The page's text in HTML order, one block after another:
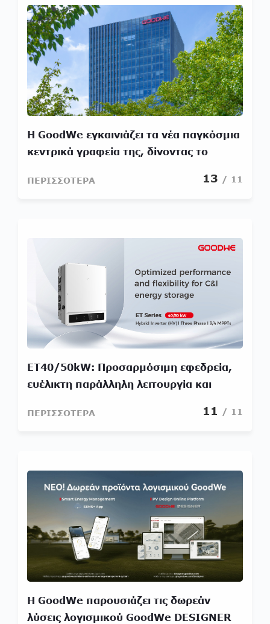
Η GoodWe εγκαινιάζει τα νέα παγκόσμια
κεντρικά γραφεία της, δίνοντας το
κτιρίων
ΠΕΡΙΣΣΟΤΕΡΑ 13 / 11
ET40/50kW: Προσαρμόσιμη εφεδρεία,
ευέλικτη παράλληλη λειτουργία και
ΠΕΡΙΣΣΟΤΕΡΑ 11 / 11
Η GoodWe παρουσιάζει τις δωρεάν
λύσεις λογισμικού GoodWe DESIGNER